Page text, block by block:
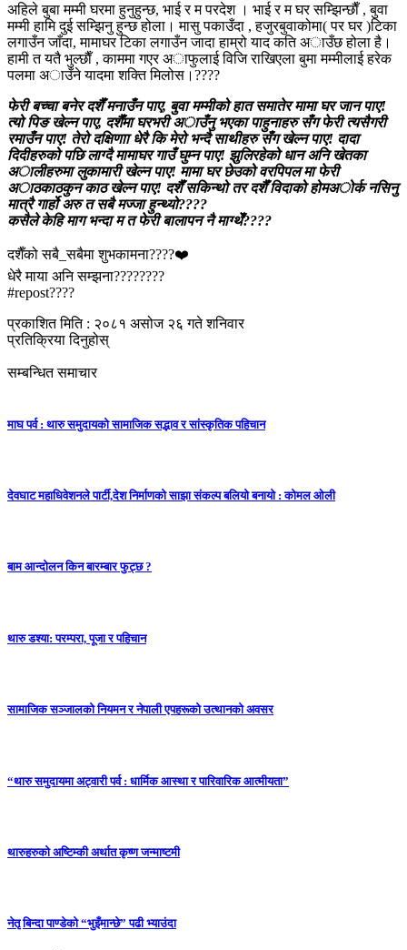
अहिले बुबा मम्मी घरमा हुनुहुन्छ, भाई र म परदेश । भाई र म घर सम्झिन्छाैँ , बुवा
मम्मी हामि दुई सम्झिनु हुन्छ होला। मासु पकाउँदा , हजुरबुवाकोमा( पर घर )टिका
लगाउँन जाँदा, मामाघर टिका लगाउँन जादा हाम्रो याद कति अाउँछ होला है।
हामी त यतै भुल्छाैँ , काममा गएर अाफुलाई विजि राखिएला बुमा मम्मीलाई हरेक
पलमा अाउँने यादमा शक्ति मिलोस।????
फेरी बच्चा बनेर दशैँ मनाउँन पाए, बुवा मम्मीको हात समातेर मामा घर जान पाए!
त्यो पिङ खेल्न पाए, दशैँमा घरभरी अाउँनु भएका पाहुनाहरु सँग फेरी त्यसैगरी
रमाउँन पाए! तेरो दक्षिणाा धेरै कि मेरो भन्दै साथीहरु सँग खेल्न पाए! दादा
दिदीहरुको पछि लाग्दै मामाघर गाउँ घुम्न पाए! झुलिरहेको धान अनि खेतका
अालीहरुमा लुकामारी खेल्न पाए! मामा घर छेउको वरपिपल मा फेरी
अाठकाठकुन काठ खेल्न पाए! दशैँ सकिन्थो तर दशैँ विदाको होमअोर्क नसिनु
मात्रै गार्हो अरु त सबै मज्जा हुन्थ्यो????
कसैले केहि माग भन्दा म त फेरी बालापन नै माग्थेँ????
दशैँको सबै_सबैमा शुभकामना????❤️
धेरै माया अनि सम्झना????????
#repost????
प्रकाशित मिति : २०८१ असोज २६ गते शनिवार
प्रतिक्रिया दिनुहोस्
सम्बन्धित समाचार
माघ पर्व : थारु समुदायको सामाजिक सद्भाव र सांस्कृतिक पहिचान
देवघाट महाधिवेशनले पार्टी,देश निर्माणको साझा संकल्प बलियो बनायो : कोमल ओली
बाम आन्दाेलन किन बारम्बार फुट्छ ?
थारु डश्या: परम्परा, पूजा र पहिचान
सामाजिक सञ्जालको नियमन र नेपाली एपहरूको उत्थानको अवसर
“थारु समुदायमा अट्वारी पर्व : धार्मिक आस्था र पारिवारिक आत्मीयता”
थारुहरुको अष्टिम्की अर्थात कृष्ण जन्माष्टमी
नेतृ बिन्दा पाण्डेको “भुइँमान्छे” पढी भ्याउंदा